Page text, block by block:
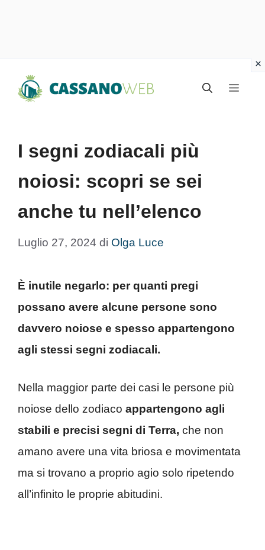
Menu
I segni zodiacali più
noiosi: scopri se sei
anche tu nell’elenco
Luglio 27, 2024 di Olga Luce
È inutile negarlo: per quanti pregi
possano avere alcune persone sono
davvero noiose e spesso appartengono
agli stessi segni zodiacali.
Nella maggior parte dei casi le persone più
noiose dello zodiaco appartengono agli
stabili e precisi segni di Terra, che non
amano avere una vita briosa e movimentata
ma si trovano a proprio agio solo ripetendo
all’infinito le proprie abitudini.